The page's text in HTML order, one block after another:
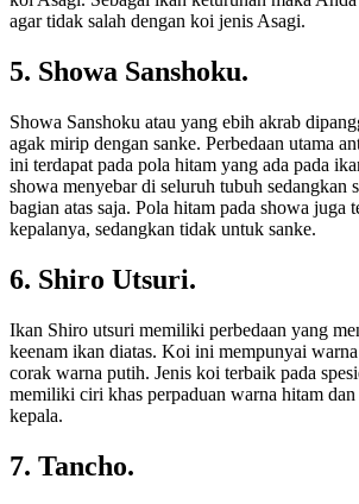
agar tidak salah dengan koi jenis Asagi.
5. Showa Sanshoku.
Showa Sanshoku atau yang ebih akrab
agak mirip dengan sanke. Perbedaan utama
ini terdapat pada pola hitam yang ada pada
showa menyebar di seluruh tubuh sedangkan
bagian atas saja. Pola hitam pada showa juga
kepalanya, sedangkan tidak untuk sanke.
6. Shiro Utsuri.
Ikan Shiro utsuri memiliki perbedaan yang
keenam ikan diatas. Koi ini mempunyai
corak warna putih. Jenis koi terbaik pada
memiliki ciri khas perpaduan warna hitam
kepala.
7. Tancho.